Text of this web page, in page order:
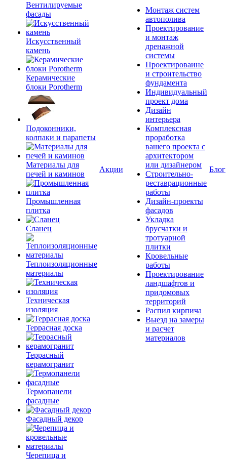
Вентилируемые
фасады
Искусственный
камень
Керамические
блоки Porotherm
Подоконники,
колпаки и парапеты
Материалы для
печей и каминов
Промышленная
плитка
Сланец
Теплоизоляционные
материалы
Техническая
изоляция
Террасная доска
Террасный
керамогранит
Термопанели
фасадные
Фасадный декор
Черепица и
Акции
Монтаж систем
автополива
Проектирование
и монтаж
дренажной
системы
Проектироваине
и строительство
фундамента
Индивидуальный
проект дома
Дизайн
интерьера
Комплексная
проработка
вашего проекта с
архитектором
или дизайнером
Строительно-
реставрационные
работы
Дизайн-проекты
фасадов
Укладка
брусчатки и
тротуарной
плитки
Кровельные
работы
Проектирование
ландшафтов и
придомовых
территорий
Распил кирпича
Выезд на замеры
и расчет
материалов
Блог